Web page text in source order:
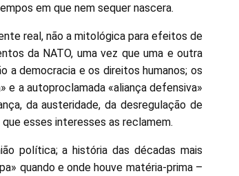
em que nem sequer nascera.
real, não a mitológica para efeitos de
da NATO, uma vez que uma e outra
a democracia e os direitos humanos; os
e a autoproclamada «aliança defensiva»
da austeridade, da desregulação de
esses interesses as reclamem.
política; a história das décadas mais
quando e onde houve matéria-prima –